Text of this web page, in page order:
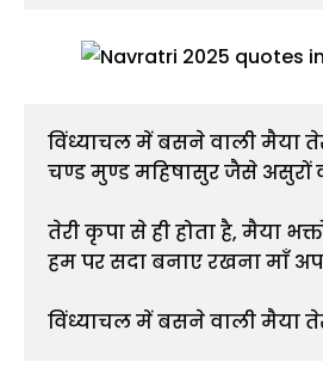
विंध्याचल में बसने वाली मैया
चण्ड मुण्ड महिषासुर जैसे असुरों
तेरी कृपा से ही होता है, मैया
हम पर सदा बनाए रखना माँ
विंध्याचल में बसने वाली मैया